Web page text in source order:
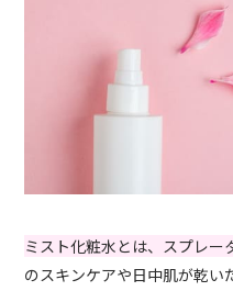
ミスト化粧水とは、スプレ
のスキンケアや日中肌が乾